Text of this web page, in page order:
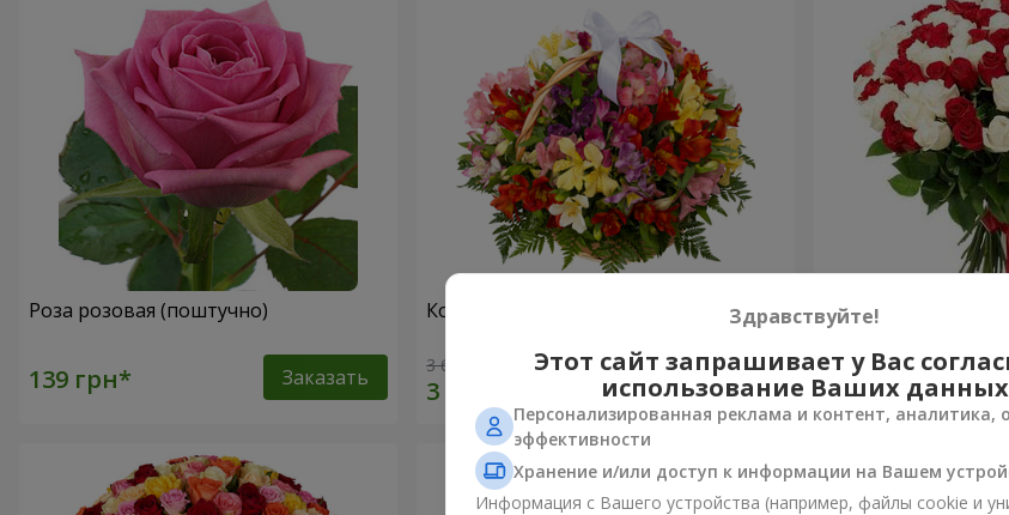
Роза розовая (поштучно)
Заказать
Корзина альстромерий "Акварель"
3 646 грн Заказать
101 красная и белая
6 443 грн
Здравствуйте!
Этот сайт запрашивает у Вас
использование Ваших данных
Персонализированная реклама и контент, аналитика,
эффективности
Хранение и/или доступ к информации на Вашем
Информация с Вашего устройства (например, файлы cookie и